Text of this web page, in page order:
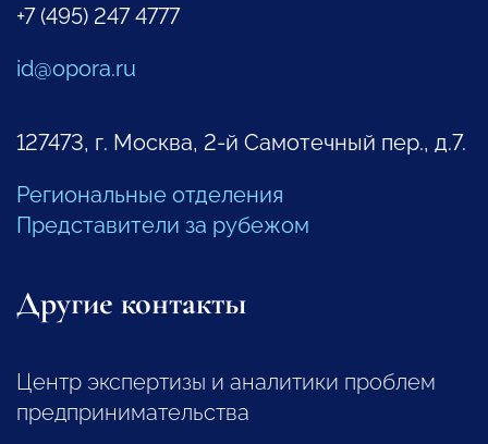
+7 (495) 247 4777
id@opora.ru
127473, г. Москва, 2-й Самотечный пер., д.7.
Региональные отделения
Представители за рубежом
Другие контакты
Центр экспертизы и аналитики проблем
предпринимательства